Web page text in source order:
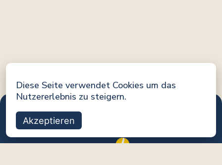
Diese Seite verwendet Cookies um das
Nutzererlebnis zu steigern.
Akzeptieren
Eine Initiative von